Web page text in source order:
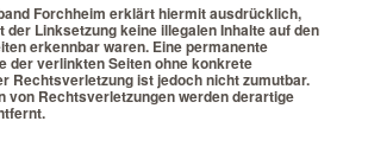
Forchheim erklärt hiermit ausdrücklich,
der Linksetzung keine illegalen Inhalte auf den
erkennbar waren. Eine permanente
der verlinkten Seiten ohne konkrete
Rechtsverletzung ist jedoch nicht zumutbar.
von Rechtsverletzungen werden derartige